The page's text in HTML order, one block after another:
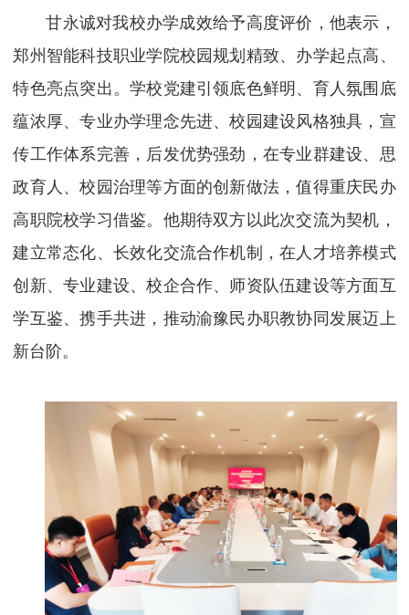
甘永诚对我校办学成效给予高度评价，他表示，
郑州智能科技职业学院校园规划精致、办学起点高、
特色亮点突出。学校党建引领底色鲜明、育人氛围底
蕴浓厚、专业办学理念先进、校园建设风格独具 ，宣
传工作体系完善，后发优势强劲，在专业群建设、思
政育人、校园治理等方面的创新做法，值得重庆民办
高职院校学习借鉴。他期待双方以此次交流为契机，
建立常态化、长效化交流合作机制，在人才培养模式
创新、专业建设、校企合作、师资队伍建设等方面互
学互鉴、携手共进，推动渝豫民办职教协同发展迈上
新台阶。